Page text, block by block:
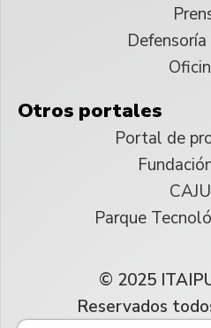
Otros portales
Portal de
Parque
© 2025
Reservados